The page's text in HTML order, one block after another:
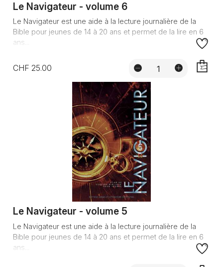
Le Navigateur - volume 6
Le Navigateur est une aide à la lecture journalière de la
Bible pour jeunes de 14 à 20 ans et permet de la lire en 6
ans...
CHF 25.00
Le Navigateur - volume 5
Le Navigateur est une aide à la lecture journalière de la
Bible pour jeunes de 14 à 20 ans et permet de la lire en 6
ans...